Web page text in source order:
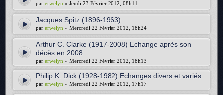
par erwelyn » Jeudi 23 Février 2012, 08h11
Jacques Spitz (1896-1963)
par erwelyn » Mercredi 22 Février 2012, 18h24
Arthur C. Clarke (1917-2008) Echange après son
décès en 2008
par erwelyn » Mercredi 22 Février 2012, 18h13
Philip K. Dick (1928-1982) Echanges divers et variés
par erwelyn » Mercredi 22 Février 2012, 17h17